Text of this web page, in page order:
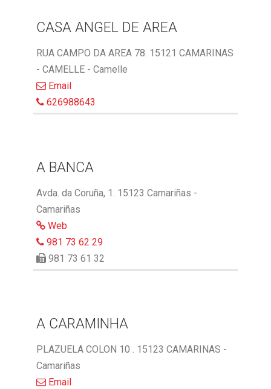
CASA ANGEL DE AREA
RUA CAMPO DA AREA 78. 15121 CAMARINAS
- CAMELLE - Camelle
Email
626988643
A BANCA
Avda. da Coruña, 1. 15123 Camariñas -
Camariñas
Web
981 73 62 29
981 73 61 32
A CARAMINHA
PLAZUELA COLON 10 . 15123 CAMARINAS -
Camariñas
Email